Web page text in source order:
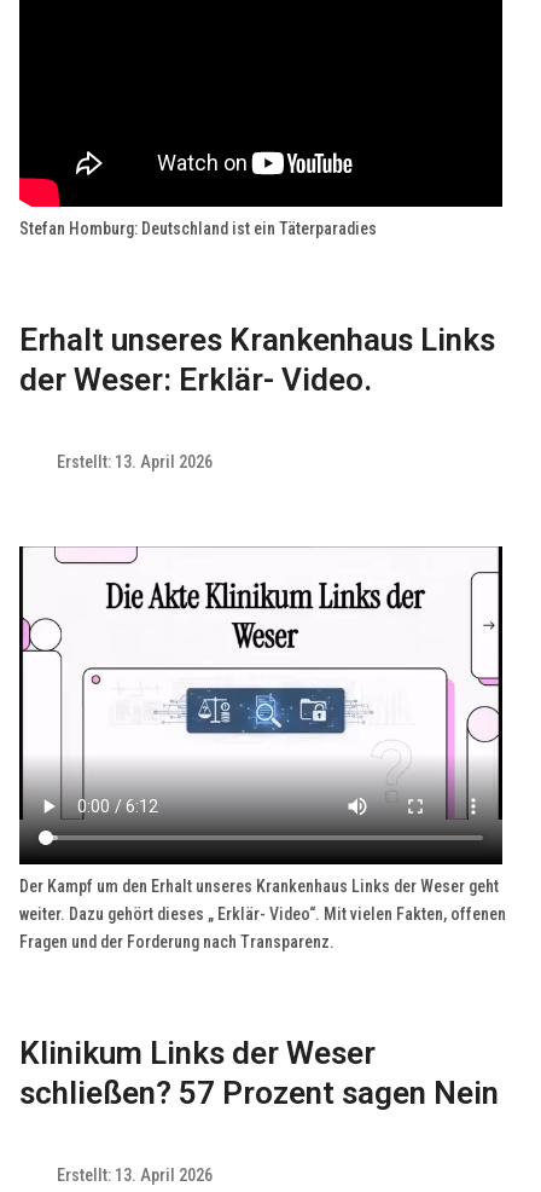
Stefan Homburg: Deutschland ist ein Täterparadies
Erhalt unseres Krankenhaus Links
der Weser: Erklär- Video.
Erstellt: 13. April 2026
Der Kampf um den Erhalt unseres Krankenhaus Links der Weser geht
weiter. Dazu gehört dieses „ Erklär- Video“. Mit vielen Fakten, offenen
Fragen und der Forderung nach Transparenz.
Klinikum Links der Weser
schließen? 57 Prozent sagen Nein
Erstellt: 13. April 2026